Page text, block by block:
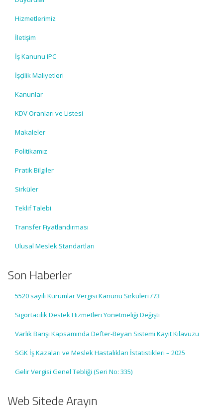
Hizmetlerimiz
İletişim
İş Kanunu IPC
İşçilik Maliyetleri
Kanunlar
KDV Oranları ve Listesi
Makaleler
Politikamız
Pratik Bilgiler
Sirküler
Teklif Talebi
Transfer Fiyatlandırması
Ulusal Meslek Standartları
Son Haberler
5520 sayılı Kurumlar Vergisi Kanunu Sirküleri /73
Sigortacılık Destek Hizmetleri Yönetmeliği Değişti
Varlık Barışı Kapsamında Defter-Beyan Sistemi Kayıt Kılavuzu
SGK İş Kazaları ve Meslek Hastalıkları İstatistikleri – 2025
Gelir Vergisi Genel Tebliği (Seri No: 335)
Web Sitede Arayın